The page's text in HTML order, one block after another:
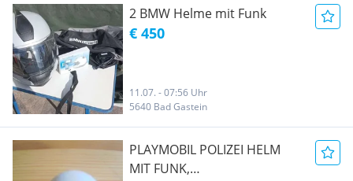
2 BMW Helme mit Funk
€ 450
11.07. - 07:56 Uhr
5640 Bad Gastein
PLAYMOBIL POLIZEI HELM
MIT FUNK,